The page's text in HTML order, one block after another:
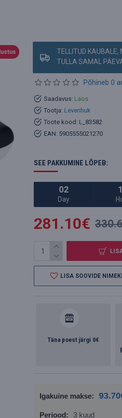
TELLITUD KAUBALE,
TULLA SAMAL
Saadavus: Laos
Tootja: Levenhuk
Toote kood: L_83582
EAN: 5905555021270
Põhineb 0
SEE PAKKUMINE LÕPEB:
02
Day
281.10€
LISA SOOVIDE
Täna poest järgi 0€
Igakuine makse:
Periood: 3 kuud